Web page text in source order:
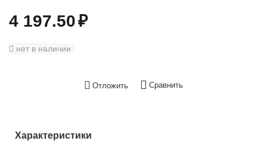
4 197.50₽
нет в наличии
Отложить Сравнить
Характеристики